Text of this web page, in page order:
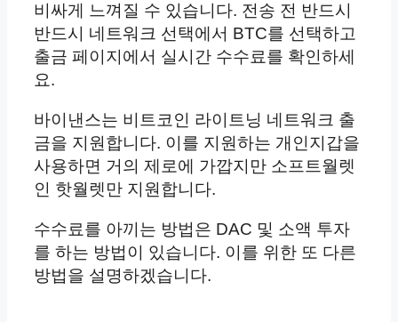
비싸게 느껴질 수 있습니다. 전송 전 반드시
반드시 네트워크 선택에서 BTC를 선택하고
출금 페이지에서 실시간 수수료를 확인하세
요.
바이낸스는 비트코인 라이트닝 네트워크 출
금을 지원합니다. 이를 지원하는 개인지갑을
사용하면 거의 제로에 가깝지만 소프트월렛
인 핫월렛만 지원합니다.
수수료를 아끼는 방법은 DAC 및 소액 투자
를 하는 방법이 있습니다. 이를 위한 또 다른
방법을 설명하겠습니다.